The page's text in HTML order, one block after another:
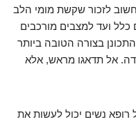
לזכור שקשת מומי הלב
ועד למצבים מורכבים
בצורה הטובה ביותר
אל תדאגו מראש, אלא
נשים יכול לעשות את